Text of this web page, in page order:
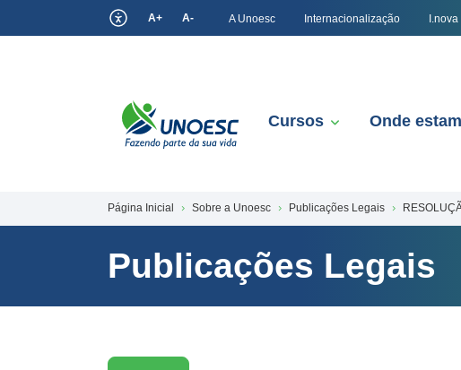
A+ A- A Unoesc Internacionalização I.nova
Cursos Onde
Página Inicial Sobre a Unoesc Publicações Legais
Publicações Legais